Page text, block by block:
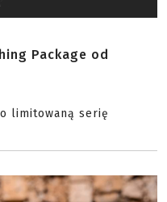
Package od
limitowaną serię